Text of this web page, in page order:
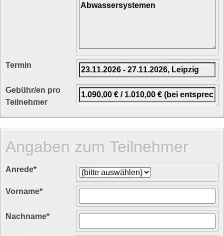
Termin
Gebühr/en pro
Teilnehmer
Angaben zum Teilnehmer
Anrede*
Vorname*
Nachname*